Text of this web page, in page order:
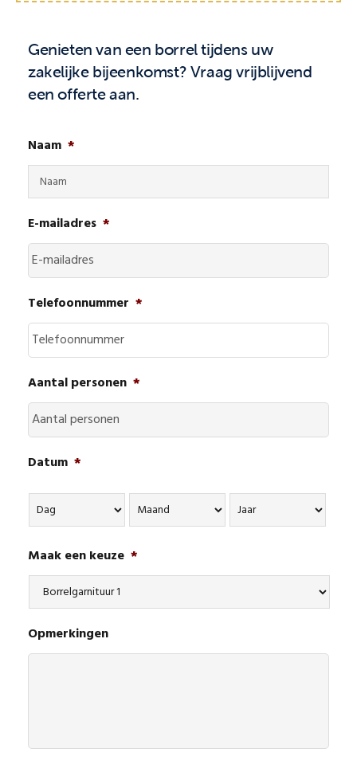
Genieten van een borrel tijdens uw
zakelijke bijeenkomst? Vraag vrijblijvend
een offerte aan.
Naam *
E-mailadres *
Telefoonnummer *
Aantal personen *
Datum *
Dag Maand Jaar
Maak een keuze *
Opmerkingen